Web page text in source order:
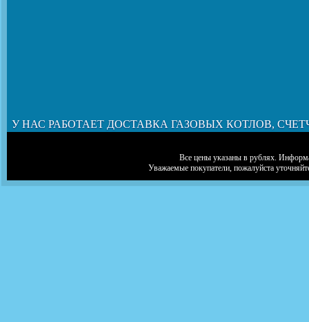
У НАС РАБОТАЕТ ДОСТАВКА ГАЗОВЫХ КОТЛОВ,
Все цены указаны в рублях.
Уважаемые покупатели, пожалуйста